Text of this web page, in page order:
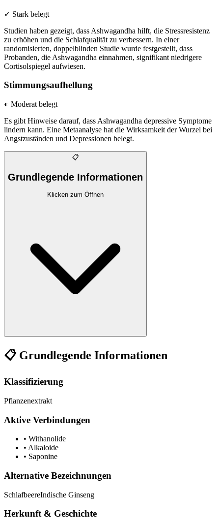
✓ Stark belegt
Studien haben gezeigt, dass Ashwagandha hilft, die Stressresistenz
zu erhöhen und die Schlafqualität zu verbessern. In einer
randomisierten, doppelblinden Studie wurde festgestellt, dass
Probanden, die Ashwagandha einnahmen, signifikant niedrigere
Cortisolspiegel aufwiesen.
Stimmungsaufhellung
◐ Moderat belegt
Es gibt Hinweise darauf, dass Ashwagandha depressive Symptome
lindern kann. Eine Metaanalyse hat die Wirksamkeit der Wurzel bei
Angstzuständen und Depressionen belegt.
📋
Grundlegende Informationen
Klicken zum Öffnen
📋 Grundlegende Informationen
Klassifizierung
Pflanzenextrakt
Aktive Verbindungen
• Withanolide
• Alkaloide
• Saponine
Alternative Bezeichnungen
SchlafbeereIndische Ginseng
Herkunft & Geschichte